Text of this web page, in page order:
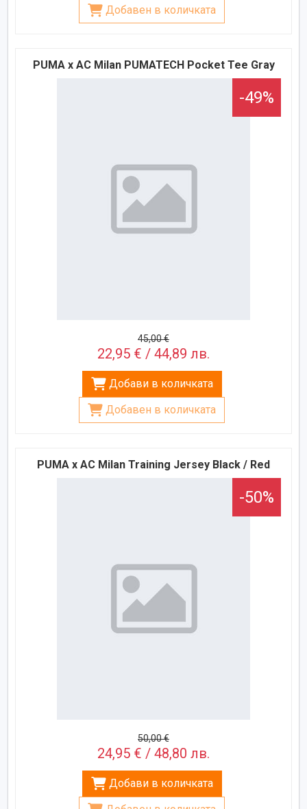
Добавен в количката
PUMA x AC Milan PUMATECH Pocket Tee Gray
-49%
45,00 €
22,95 € / 44,89 лв.
Добави в количката
Добавен в количката
PUMA x AC Milan Training Jersey Black / Red
-50%
50,00 €
24,95 € / 48,80 лв.
Добави в количката